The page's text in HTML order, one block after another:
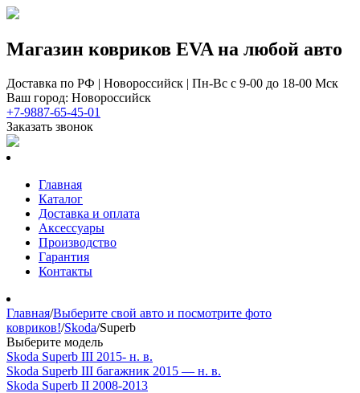
Магазин ковриков EVA ​на любой авто
Доставка по РФ | Новороссийск | Пн-Вс с 9-00 до 18-00 Мск
Ваш город: Новороссийск
+7-9887-65-45-01
Заказать звонок
Главная
Каталог
Доставка и оплата
Аксессуары
Производство
Гарантия
Контакты
Главная/Выберите свой авто и посмотрите фото
ковриков!/Skoda/Superb
Выберите модель
Skoda Superb III 2015- н. в.
Skoda Superb III багажник 2015 — н. в.
Skoda Superb II 2008-2013